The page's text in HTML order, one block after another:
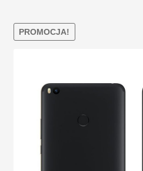
BEZPIECZNE
PROMOCJA!